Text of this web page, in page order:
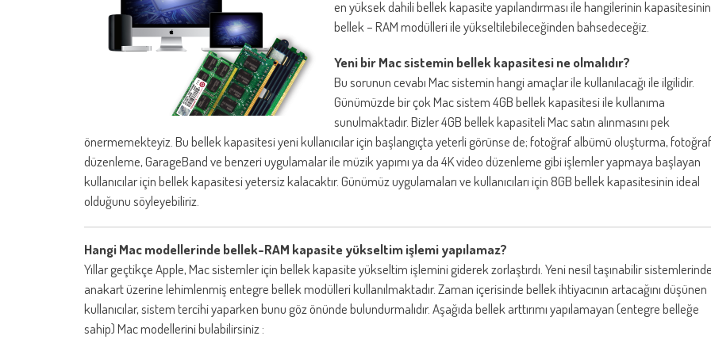
en yüksek dahili bellek kapasite yapılandırması ile hangilerinin kapasitesinin
bellek – RAM modülleri ile yükseltilebileceğinden bahsedeceğiz.
Yeni bir Mac sistemin bellek kapasitesi ne olmalıdır?
Bu sorunun cevabı Mac sistemin hangi amaçlar ile kullanılacağı ile ilgilidir.
Günümüzde bir çok Mac sistem 4GB bellek kapasitesi ile kullanıma
sunulmaktadır. Bizler 4GB bellek kapasiteli Mac satın alınmasını pek
önermemekteyiz. Bu bellek kapasitesi yeni kullanıcılar için başlangıçta yeterli görünse de; fotoğraf albümü oluşturma, fotoğraf
düzenleme, GarageBand ve benzeri uygulamalar ile müzik yapımı ya da 4K video düzenleme gibi işlemler yapmaya başlayan
kullanıcılar için bellek kapasitesi yetersiz kalacaktır. Günümüz uygulamaları ve kullanıcıları için 8GB bellek kapasitesinin ideal
olduğunu söyleyebiliriz.
Hangi Mac modellerinde bellek-RAM kapasite yükseltim işlemi yapılamaz?
Yıllar geçtikçe Apple, Mac sistemler için bellek kapasite yükseltim işlemini giderek zorlaştırdı. Yeni nesil taşınabilir
anakart üzerine lehimlenmiş entegre bellek modülleri kullanılmaktadır. Zaman içerisinde bellek ihtiyacının artacağını düşünen
kullanıcılar, sistem tercihi yaparken bunu göz önünde bulundurmalıdır. Aşağıda bellek arttırımı yapılamayan (entegre belleğe
sahip) Mac modellerini bulabilirsiniz :